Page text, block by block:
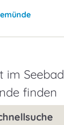
im Seebad
finden